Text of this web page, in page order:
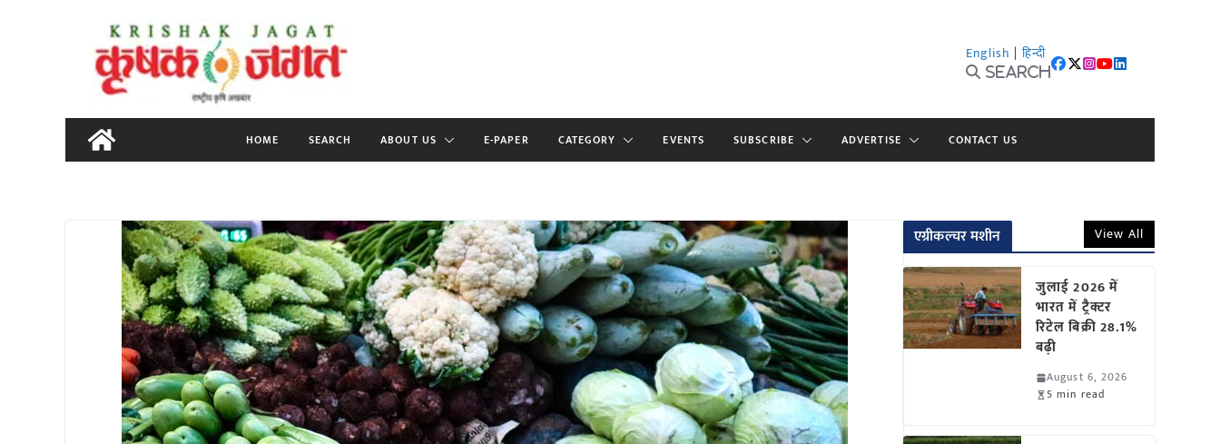
content
English | हिन्दी
Search
HOME SEARCH ABOUT US E-PAPER CATEGORY EVENTS SUBSCRIBE ADVERTISE CONTACT US
एग्रीकल्चर मशीन View All
जुलाई 2026 में
भारत में ट्रैक्टर
रिटेल बिक्री 28.1%
बढ़ी
August 6, 2026
5 min read